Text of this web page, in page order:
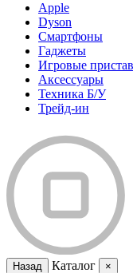
Apple
Dyson
Смартфоны
Гаджеты
Игровые
Аксессуары
Техника Б/У
Трейд-ин
Назад Каталог ×